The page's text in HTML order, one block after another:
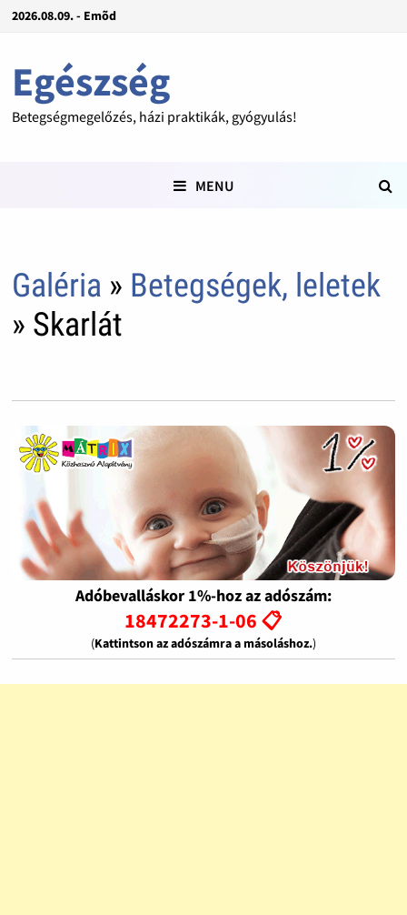
2026.08.09. - Emõd
Egészség
Betegségmegelőzés, házi praktikák, gyógyulás!
MENU
Galéria » Betegségek, leletek
» Skarlát
Adóbevalláskor 1%-hoz az adószám:
18472273-1-06 📋
(Kattintson az adószámra a másoláshoz.)